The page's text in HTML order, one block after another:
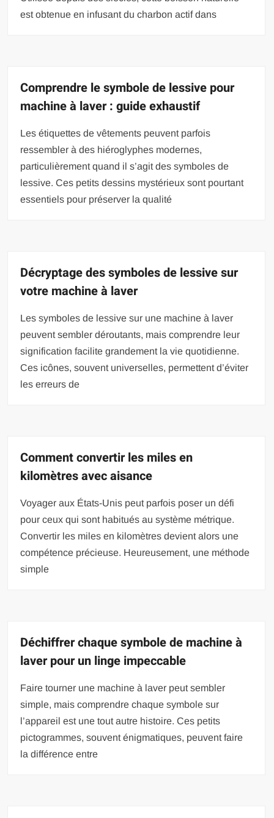
est obtenue en infusant du charbon actif dans
Comprendre le symbole de lessive pour
machine à laver : guide exhaustif
Les étiquettes de vêtements peuvent parfois
ressembler à des hiéroglyphes modernes,
particulièrement quand il s’agit des symboles de
lessive. Ces petits dessins mystérieux sont pourtant
essentiels pour préserver la qualité
Décryptage des symboles de lessive sur
votre machine à laver
Les symboles de lessive sur une machine à laver
peuvent sembler déroutants, mais comprendre leur
signification facilite grandement la vie quotidienne.
Ces icônes, souvent universelles, permettent d’éviter
les erreurs de
Comment convertir les miles en
kilomètres avec aisance
Voyager aux États-Unis peut parfois poser un défi
pour ceux qui sont habitués au système métrique.
Convertir les miles en kilomètres devient alors une
compétence précieuse. Heureusement, une méthode
simple
Déchiffrer chaque symbole de machine à
laver pour un linge impeccable
Faire tourner une machine à laver peut sembler
simple, mais comprendre chaque symbole sur
l’appareil est une tout autre histoire. Ces petits
pictogrammes, souvent énigmatiques, peuvent faire
la différence entre